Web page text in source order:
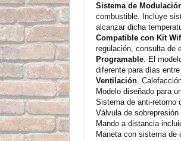
Sistema de
combustible. Incluye
alcanzar dicha
Compatible con Kit
regulación, consulta de
Programable . El
diferente para días
Ventilación .
Modelo diseñado para
Sistema de anti-retorno
Válvula de sobrepresión
Mando a distancia
Maneta con sistema de